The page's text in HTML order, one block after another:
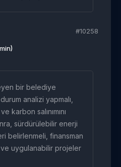
#10258
bir belediye
analizi yapmalı,
karbon salınımını
sürdürülebilir enerji
belirlenmeli, finansman
ve uygulanabilir projeler